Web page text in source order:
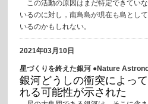
この活動の原因はまだ特定できてい
いるのに対し，南鳥島が現在も島とし
いるのかもしれない。
2021年03月10日
星づくりを終えた銀河 ●Nature
銀河どうしの衝突によっ
れる可能性が示された